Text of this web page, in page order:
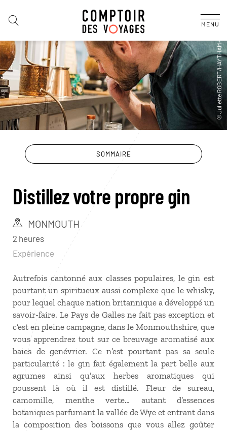
MENU
SOMMAIRE
Distillez votre propre gin
MONMOUTH
2 heures
Expérience
Autrefois cantonné aux classes populaires, le gin est
pourtant un spiritueux aussi complexe que le whisky,
pour lequel chaque nation britannique a développé un
savoir-faire. Le Pays de Galles ne fait pas exception et
c’est en pleine campagne, dans le Monmouthshire, que
vous apprendrez tout sur ce breuvage aromatisé aux
baies de genévrier. Ce n’est pourtant pas sa seule
particularité : le gin fait également la part belle aux
agrumes ainsi qu’aux herbes aromatiques qui
poussent là où il est distillé. Fleur de sureau,
camomille, menthe verte… autant d’essences
botaniques parfumant la vallée de Wye et entrant dans
la composition des boissons que vous allez goûter